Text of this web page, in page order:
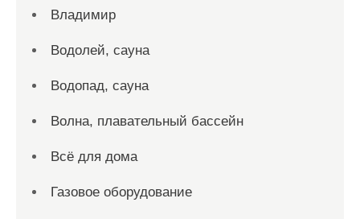
Владимир
Водолей, сауна
Водопад, сауна
Волна, плавательный бассейн
Всё для дома
Газовое оборудование